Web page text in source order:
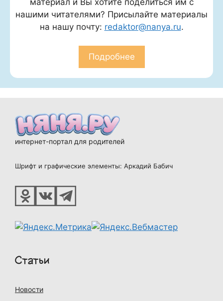
нашими читателями? Присылайте материалы
на нашу почту: redaktor@nanya.ru.
Подробнее
интернет-портал для родителей
Шрифт и графические элементы: Аркадий Бабич
Статьи
Новости